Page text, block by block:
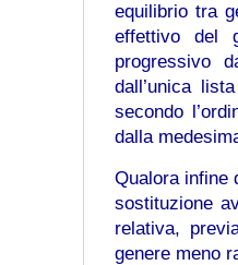
equilibrio tra
effettivo del
progressivo
dall’unica
secondo
dalla
Qualora infine
sostituzione
relativa,
genere meno